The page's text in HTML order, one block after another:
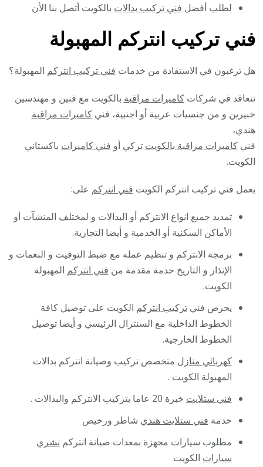
لطلب أفضل فني تركيب بدالات بالكويت أتصل بنا الأن
فني تركيب انتركم المهبولة
هل ترغبون في الاستفادة من خدمات فني تركيب انتركم المهبولة؟
نتعاقد في شركاتكاميرات مراقبة بالكويت مع فنين و مهندسين
خبيرين و من جنسيات عربية أو اجنبية، فنيكاميرات مراقبة
هندي،
فنيكاميرات مراقبة بالكويت تركي أو فني كاميرات باكستاني
الكويت.
يعمل فني تركيب انتركم الكويت فني انتركم على:
تمديد جميع انواع الانتركم أو البدالات و لمختلف المنشآت أو
الأماكن السكنية أو الخدمية و أيضا التجارية.
برمجة الانتركم و تنظيم عمله مع ضبط التوقيت و النغمات و
الإنذار و التاريخ خدمة مقدمة من فني انتركم المهبولة
الكويت.
يحرص فنيتركيب انتركم الكويت على توصيل كافة
الخطوط الداخلية مع السنترال الرئيسي و أيضا توصيل
الخطوط الخارجية.
كهربائي منازل متخصص تركيب وصيانة انتركم بدالات
المهبولة الكويت .
فني ستلايت خبرة 20 عاما بتركيب الانتركم والبدالات .
خدمة فني ستلايت هندي شاطر ورخيص
مطلوب سيارات مجهزة بمعدات صيانة انتركم نشري
سيارات الكويت